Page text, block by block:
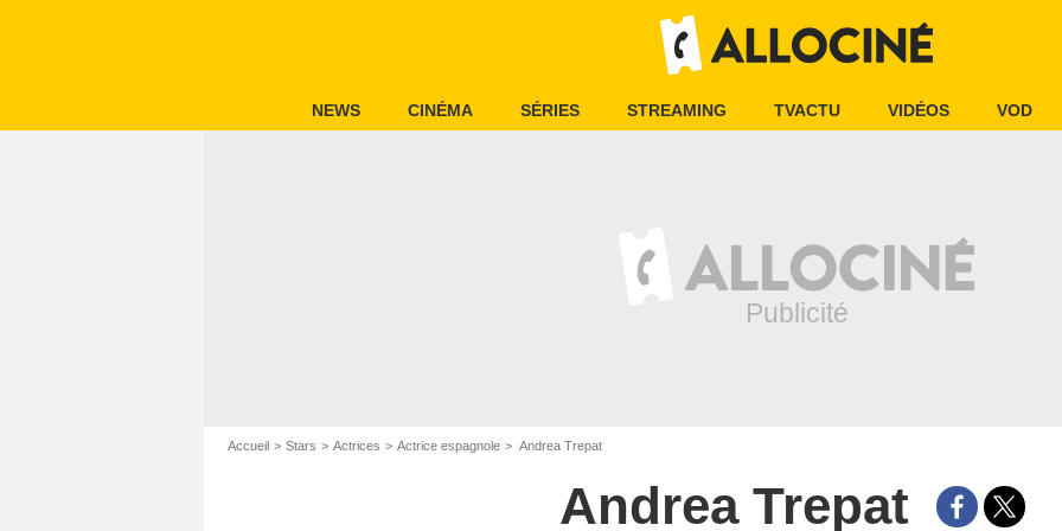
NEWS CINÉMA SÉRIES STREAMING TVACTU VIDÉOS VOD
Accueil Stars Actrices Actrice espagnole Andrea Trepat
Andrea Trepat